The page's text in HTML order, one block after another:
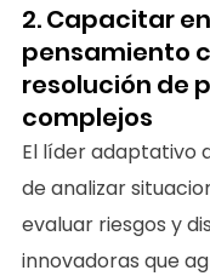
2. Capacitar en
pensamiento
resolución de
complejos
El líder adaptativo
de analizar
evaluar riesgos y
innovadoras que